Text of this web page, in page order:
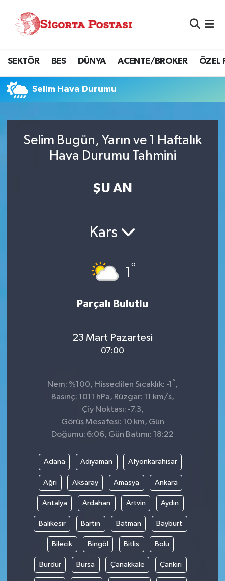
SEKTÖR BES DÜNYA ACENTE/BROKER ÖZEL
Selim Hava Durumu
Selim Bugün, Yarın ve 1 Haftalık
Hava Durumu Tahmini
ŞU AN
Kars
1 °
Parçalı Bulutlu
23 Mart Pazartesi
07:00
Nem: %100, Hissedilen Sıcaklık: -1 ° ,
Basınç: 1011 hPa, Rüzgar: 11 km/s,
Çiy Noktası: -7.3,
Görüş Mesafesi: 10 km, Gün
Doğumu: 6:06, Gün Batımı: 18:22
Adana Adıyaman Afyonkarahisar
Ağrı Aksaray Amasya Ankara
Antalya Ardahan Artvin Aydın
Balıkesir Bartın Batman Bayburt
Bilecik Bingöl Bitlis Bolu
Burdur Bursa Çanakkale Çankırı
Nöbetçi Eczaneler
Hava Durumu
Namaz Vakitleri
Süper Lig Puan Durumu ve Fikstür
Son Dakika Haberleri